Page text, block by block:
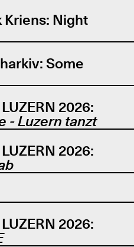
Night
Some
2026:
- Luzern tanzt
2026:
2026: